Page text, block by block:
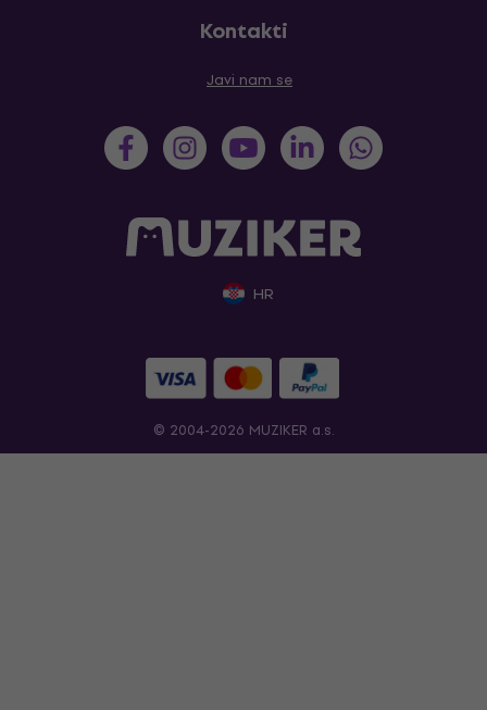
Kontakti
Javi nam se
HR
© 2004-2026 MUZIKER a.s.